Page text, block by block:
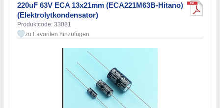
220uF 63V ECA 13x21mm (ECA221M63B-Hitano)
(Elektrolytkondensator)
Produktcode: 33081
zu Favoriten hinzufügen